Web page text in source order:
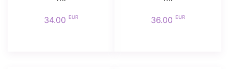
34.00 EUR 36.00 EUR